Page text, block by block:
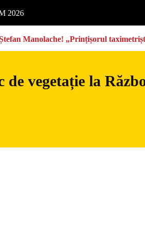
2026
Manolache! „Prințișorul
vegetație la